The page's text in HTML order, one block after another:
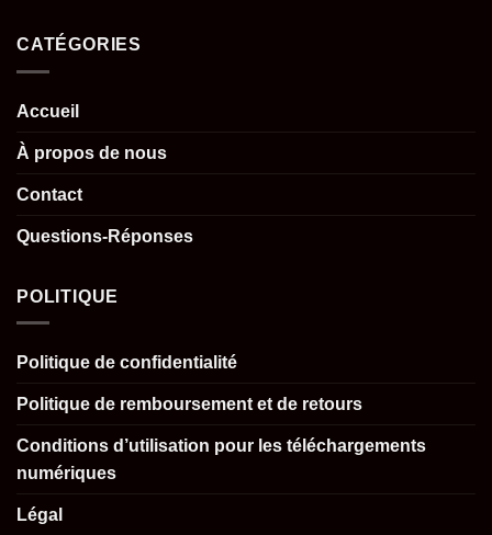
CATÉGORIES
Accueil
À propos de nous
Contact
Questions-Réponses
POLITIQUE
Politique de confidentialité
Politique de remboursement et de retours
Conditions d’utilisation pour les téléchargements
numériques
Légal